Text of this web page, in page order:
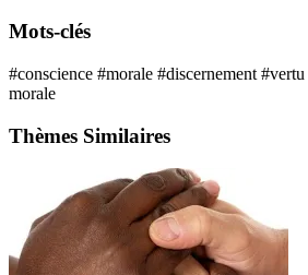
Mots-clés
#conscience #morale #discernement #vertu
morale
Thèmes Similaires